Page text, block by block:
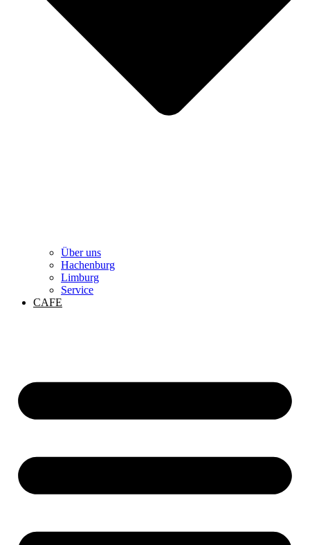
Über uns
Hachenburg
Limburg
Service
CAFE